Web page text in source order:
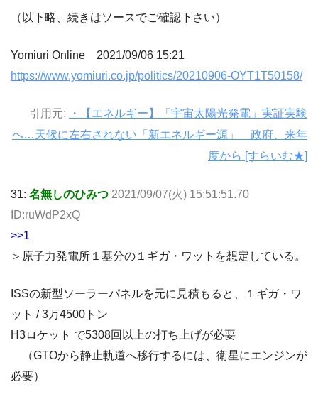
（以下略、続きはソースでご確認下さい）
Yomiuri Online 2021/09/06 15:21
https://www.yomiuri.co.jp/politics/20210906-OYT1T50158/
引用元:
・【エネルギー】「宇宙太陽光発電」実証実験
へ…天候に左右されない「新エネルギー源」 政府、来年
度から [すらいむ★]
31: 名無しのひみつ 2021/09/07(火) 15:51:51.70
ID:ruWdP2xQ
>>1
＞原子力発電所１基分の１ギガ・ワットを想定している。
ISSの新型ソーラーパネルを元に見積もると、１ギガ・ワ
ット / 3万4500トン
H3ロケット で5308回以上の打ち上げが必要
（GTOから静止軌道へ移行するには、衛星にエンジンが
必要）